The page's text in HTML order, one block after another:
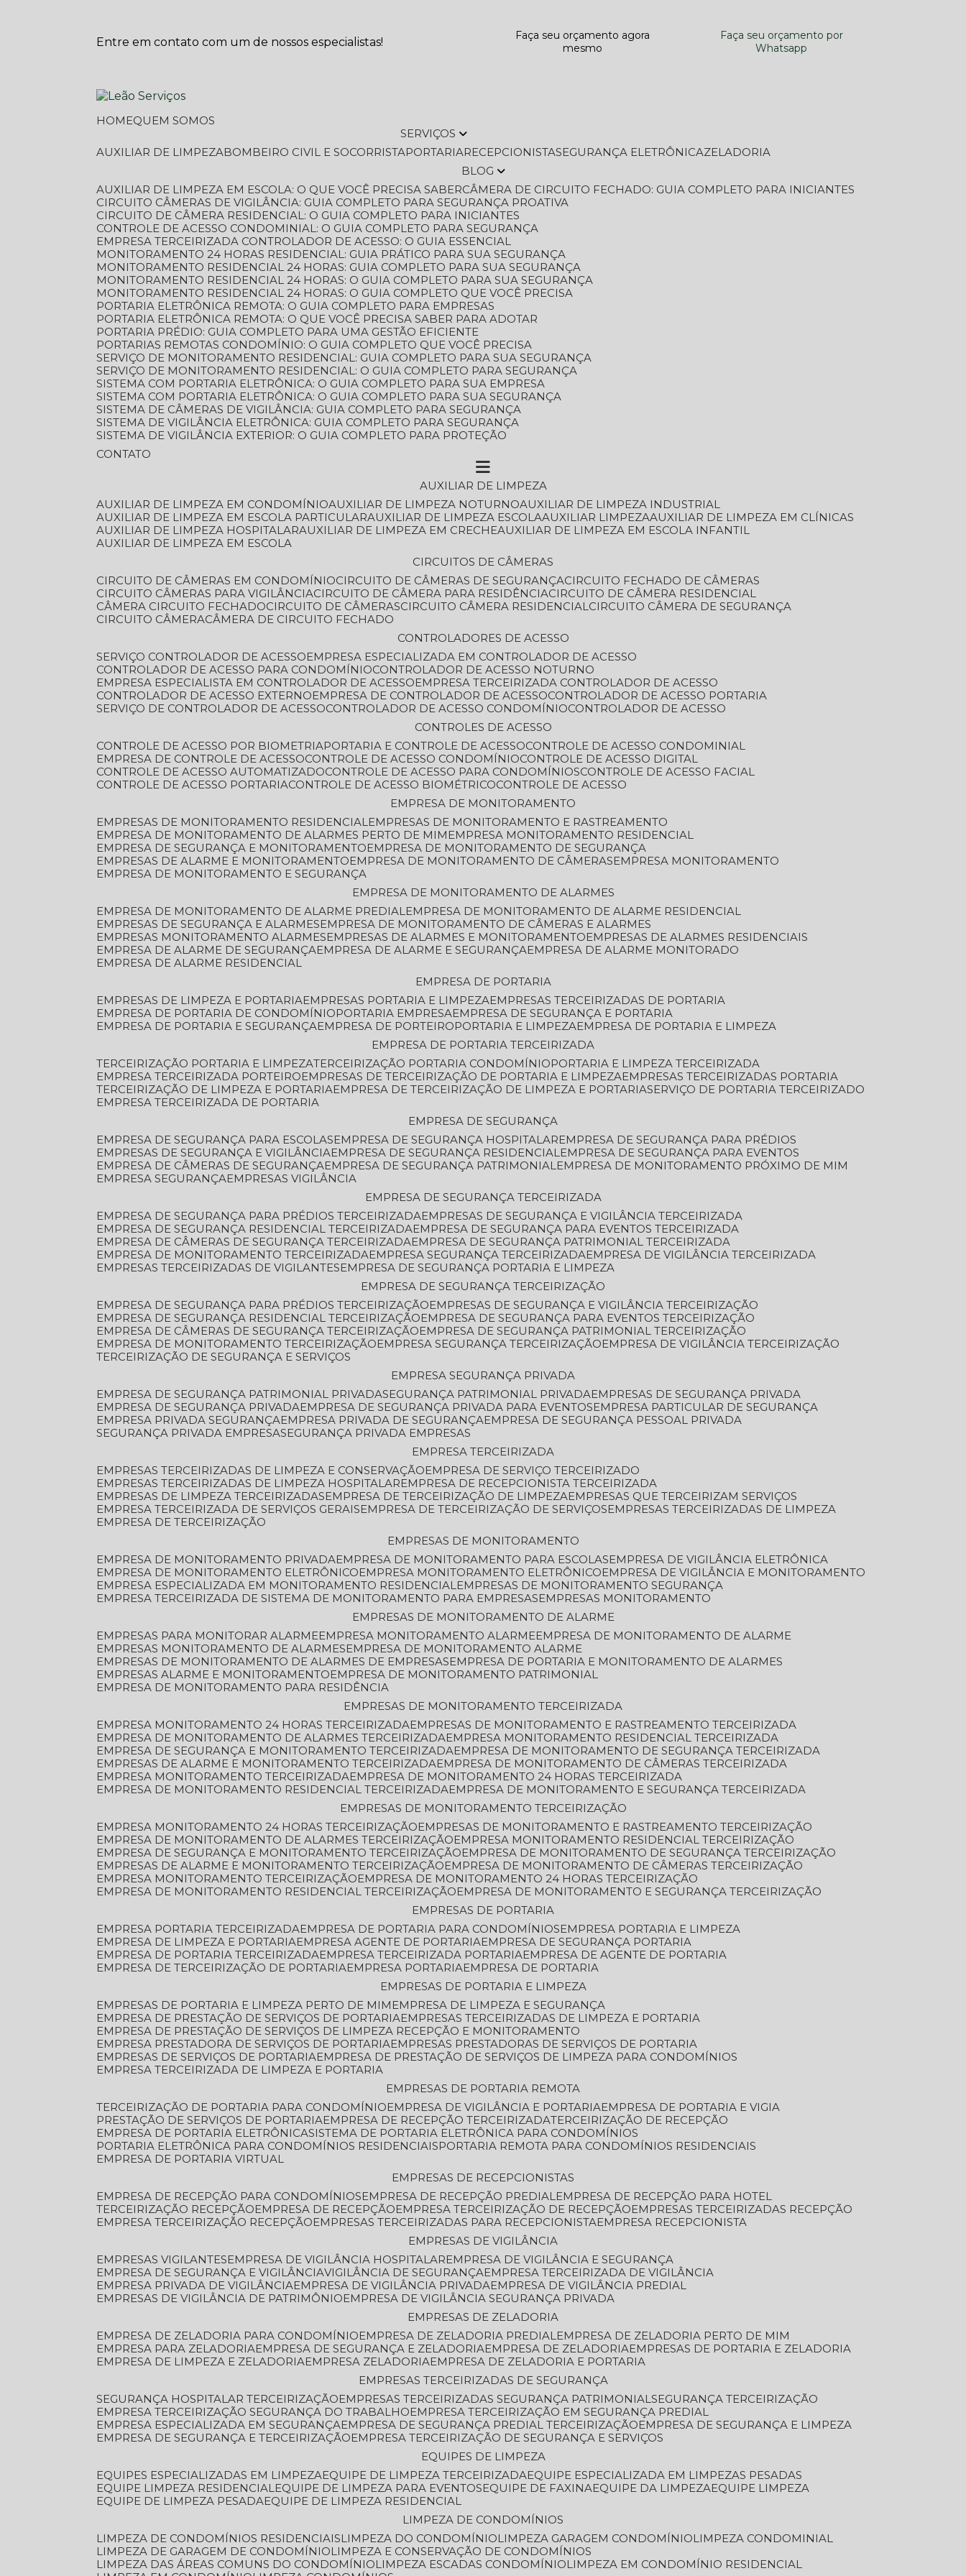
Entre em contato com um de nossos especialistas!
Faça seu orçamento agora
mesmo
Faça seu orçamento por
Whatsapp
HOME
QUEM SOMOS
SERVIÇOS
AUXILIAR DE LIMPEZA
BOMBEIRO CIVIL E SOCORRISTA PORTARIA RECEPCIONISTA SEGURANÇA ELETRÔNICA
ZELADORIA
BLOG
AUXILIAR DE LIMPEZA EM ESCOLA: O QUE VOCÊ PRECISA SABER
CÂMERA DE CIRCUITO FECHADO: GUIA COMPLETO PARA INICIANTES
CIRCUITO CÂMERAS DE VIGILÂNCIA: GUIA COMPLETO PARA SEGURANÇA PROATIVA
CIRCUITO DE CÂMERA RESIDENCIAL: O GUIA COMPLETO PARA INICIANTES
CONTROLE DE ACESSO CONDOMINIAL: O GUIA COMPLETO PARA SEGURANÇA
EMPRESA TERCEIRIZADA CONTROLADOR DE ACESSO: O GUIA ESSENCIAL
MONITORAMENTO 24 HORAS RESIDENCIAL: GUIA PRÁTICO PARA SUA SEGURANÇA
MONITORAMENTO RESIDENCIAL 24 HORAS: GUIA COMPLETO PARA SUA SEGURANÇA
MONITORAMENTO RESIDENCIAL 24 HORAS: O GUIA COMPLETO PARA SUA SEGURANÇA
MONITORAMENTO RESIDENCIAL 24 HORAS: O GUIA COMPLETO QUE VOCÊ PRECISA
PORTARIA ELETRÔNICA REMOTA: O GUIA COMPLETO PARA EMPRESAS
PORTARIA ELETRÔNICA REMOTA: O QUE VOCÊ PRECISA SABER PARA ADOTAR
PORTARIA PRÉDIO: GUIA COMPLETO PARA UMA GESTÃO EFICIENTE
PORTARIAS REMOTAS CONDOMÍNIO: O GUIA COMPLETO QUE VOCÊ PRECISA
SERVIÇO DE MONITORAMENTO RESIDENCIAL: GUIA COMPLETO PARA SUA SEGURANÇA
SERVIÇO DE MONITORAMENTO RESIDENCIAL: O GUIA COMPLETO PARA SEGURANÇA
SISTEMA COM PORTARIA ELETRÔNICA: O GUIA COMPLETO PARA SUA EMPRESA
SISTEMA COM PORTARIA ELETRÔNICA: O GUIA COMPLETO PARA SUA SEGURANÇA
SISTEMA DE CÂMERAS DE VIGILÂNCIA: GUIA COMPLETO PARA SEGURANÇA
SISTEMA DE VIGILÂNCIA ELETRÔNICA: GUIA COMPLETO PARA SEGURANÇA
SISTEMA DE VIGILÂNCIA EXTERIOR: O GUIA COMPLETO PARA PROTEÇÃO
CONTATO
AUXILIAR DE LIMPEZA
AUXILIAR DE LIMPEZA EM CONDOMÍNIO
AUXILIAR DE LIMPEZA NOTURNO
AUXILIAR DE LIMPEZA INDUSTRIAL
AUXILIAR DE LIMPEZA EM ESCOLA PARTICULAR
AUXILIAR DE LIMPEZA ESCOLA AUXILIAR LIMPEZA
AUXILIAR DE LIMPEZA EM CLÍNICAS
AUXILIAR DE LIMPEZA HOSPITALAR
AUXILIAR DE LIMPEZA EM CRECHE
AUXILIAR DE LIMPEZA EM ESCOLA INFANTIL
AUXILIAR DE LIMPEZA EM ESCOLA
CIRCUITOS DE CÂMERAS
CIRCUITO DE CÂMERAS EM CONDOMÍNIO
CIRCUITO DE CÂMERAS DE SEGURANÇA
CIRCUITO FECHADO DE CÂMERAS
CIRCUITO CÂMERAS PARA VIGILÂNCIA
CIRCUITO DE CÂMERA PARA RESIDÊNCIA
CIRCUITO DE CÂMERA RESIDENCIAL
CÂMERA CIRCUITO FECHADO
CIRCUITO DE CÂMERAS CIRCUITO CÂMERA RESIDENCIAL
CIRCUITO CÂMERA DE SEGURANÇA
CIRCUITO CÂMERA
CÂMERA DE CIRCUITO FECHADO
CONTROLADORES DE ACESSO
SERVIÇO CONTROLADOR DE ACESSO
EMPRESA ESPECIALIZADA EM CONTROLADOR DE ACESSO
CONTROLADOR DE ACESSO PARA CONDOMÍNIO
CONTROLADOR DE ACESSO NOTURNO
EMPRESA ESPECIALISTA EM CONTROLADOR DE ACESSO
EMPRESA TERCEIRIZADA CONTROLADOR DE ACESSO
CONTROLADOR DE ACESSO EXTERNO
EMPRESA DE CONTROLADOR DE ACESSO
CONTROLADOR DE ACESSO PORTARIA
SERVIÇO DE CONTROLADOR DE ACESSO
CONTROLADOR DE ACESSO CONDOMÍNIO
CONTROLADOR DE ACESSO
CONTROLES DE ACESSO
CONTROLE DE ACESSO POR BIOMETRIA
PORTARIA E CONTROLE DE ACESSO
CONTROLE DE ACESSO CONDOMINIAL
EMPRESA DE CONTROLE DE ACESSO
CONTROLE DE ACESSO CONDOMÍNIO
CONTROLE DE ACESSO DIGITAL
CONTROLE DE ACESSO AUTOMATIZADO
CONTROLE DE ACESSO PARA CONDOMÍNIOS
CONTROLE DE ACESSO FACIAL
CONTROLE DE ACESSO PORTARIA CONTROLE DE ACESSO BIOMÉTRICO
CONTROLE DE ACESSO
EMPRESA DE MONITORAMENTO
EMPRESAS DE MONITORAMENTO RESIDENCIAL
EMPRESAS DE MONITORAMENTO E RASTREAMENTO
EMPRESA DE MONITORAMENTO DE ALARMES PERTO DE MIM
EMPRESA MONITORAMENTO RESIDENCIAL
EMPRESA DE SEGURANÇA E MONITORAMENTO
EMPRESA DE MONITORAMENTO DE SEGURANÇA
EMPRESAS DE ALARME E MONITORAMENTO
EMPRESA DE MONITORAMENTO DE CÂMERAS
EMPRESA MONITORAMENTO
EMPRESA DE MONITORAMENTO E SEGURANÇA
EMPRESA DE MONITORAMENTO DE ALARMES
EMPRESA DE MONITORAMENTO DE ALARME PREDIAL
EMPRESA DE MONITORAMENTO DE ALARME RESIDENCIAL
EMPRESAS DE SEGURANÇA E ALARMES
EMPRESA DE MONITORAMENTO DE CÂMERAS E ALARMES
EMPRESAS MONITORAMENTO ALARMES
EMPRESAS DE ALARMES E MONITORAMENTO
EMPRESAS DE ALARMES RESIDENCIAIS
EMPRESA DE ALARME DE SEGURANÇA
EMPRESA DE ALARME E SEGURANÇA
EMPRESA DE ALARME MONITORADO
EMPRESA DE ALARME RESIDENCIAL
EMPRESA DE PORTARIA
EMPRESAS DE LIMPEZA E PORTARIA
EMPRESAS PORTARIA E LIMPEZA
EMPRESAS TERCEIRIZADAS DE PORTARIA
EMPRESA DE PORTARIA DE CONDOMÍNIO
PORTARIA EMPRESA
EMPRESA DE SEGURANÇA E PORTARIA
EMPRESA DE PORTARIA E SEGURANÇA
EMPRESA DE PORTEIRO PORTARIA E LIMPEZA
EMPRESA DE PORTARIA E LIMPEZA
EMPRESA DE PORTARIA TERCEIRIZADA
TERCEIRIZAÇÃO PORTARIA E LIMPEZA TERCEIRIZAÇÃO PORTARIA CONDOMÍNIO
PORTARIA E LIMPEZA TERCEIRIZADA
EMPRESA TERCEIRIZADA PORTEIRO
EMPRESAS DE TERCEIRIZAÇÃO DE PORTARIA E LIMPEZA
EMPRESAS TERCEIRIZADAS PORTARIA
TERCEIRIZAÇÃO DE LIMPEZA E PORTARIA
EMPRESA DE TERCEIRIZAÇÃO DE LIMPEZA E PORTARIA SERVIÇO DE PORTARIA TERCEIRIZADO
EMPRESA TERCEIRIZADA DE PORTARIA
EMPRESA DE SEGURANÇA
EMPRESA DE SEGURANÇA PARA ESCOLAS
EMPRESA DE SEGURANÇA HOSPITALAR
EMPRESA DE SEGURANÇA PARA PRÉDIOS
EMPRESAS DE SEGURANÇA E VIGILÂNCIA
EMPRESA DE SEGURANÇA RESIDENCIAL
EMPRESA DE SEGURANÇA PARA EVENTOS
EMPRESA DE CÂMERAS DE SEGURANÇA
EMPRESA DE SEGURANÇA PATRIMONIAL
EMPRESA DE MONITORAMENTO PRÓXIMO DE MIM
EMPRESA SEGURANÇA
EMPRESAS VIGILÂNCIA
EMPRESA DE SEGURANÇA TERCEIRIZADA
EMPRESA DE SEGURANÇA PARA PRÉDIOS TERCEIRIZADA
EMPRESAS DE SEGURANÇA E VIGILÂNCIA TERCEIRIZADA
EMPRESA DE SEGURANÇA RESIDENCIAL TERCEIRIZADA
EMPRESA DE SEGURANÇA PARA EVENTOS TERCEIRIZADA
EMPRESA DE CÂMERAS DE SEGURANÇA TERCEIRIZADA
EMPRESA DE SEGURANÇA PATRIMONIAL TERCEIRIZADA
EMPRESA DE MONITORAMENTO TERCEIRIZADA
EMPRESA SEGURANÇA TERCEIRIZADA
EMPRESA DE VIGILÂNCIA TERCEIRIZADA
EMPRESAS TERCEIRIZADAS DE VIGILANTES
EMPRESA DE SEGURANÇA PORTARIA E LIMPEZA
EMPRESA DE SEGURANÇA TERCEIRIZAÇÃO
EMPRESA DE SEGURANÇA PARA PRÉDIOS TERCEIRIZAÇÃO
EMPRESAS DE SEGURANÇA E VIGILÂNCIA TERCEIRIZAÇÃO
EMPRESA DE SEGURANÇA RESIDENCIAL TERCEIRIZAÇÃO
EMPRESA DE SEGURANÇA PARA EVENTOS TERCEIRIZAÇÃO
EMPRESA DE CÂMERAS DE SEGURANÇA TERCEIRIZAÇÃO
EMPRESA DE SEGURANÇA PATRIMONIAL TERCEIRIZAÇÃO
EMPRESA DE MONITORAMENTO TERCEIRIZAÇÃO
EMPRESA SEGURANÇA TERCEIRIZAÇÃO
EMPRESA DE VIGILÂNCIA TERCEIRIZAÇÃO
TERCEIRIZAÇÃO DE SEGURANÇA E SERVIÇOS
EMPRESA SEGURANÇA PRIVADA
EMPRESA DE SEGURANÇA PATRIMONIAL PRIVADA SEGURANÇA PATRIMONIAL PRIVADA
EMPRESAS DE SEGURANÇA PRIVADA
EMPRESA DE SEGURANÇA PRIVADA
EMPRESA DE SEGURANÇA PRIVADA PARA EVENTOS
EMPRESA PARTICULAR DE SEGURANÇA
EMPRESA PRIVADA SEGURANÇA
EMPRESA PRIVADA DE SEGURANÇA
EMPRESA DE SEGURANÇA PESSOAL PRIVADA
SEGURANÇA PRIVADA EMPRESA SEGURANÇA PRIVADA EMPRESAS
EMPRESA TERCEIRIZADA
EMPRESAS TERCEIRIZADAS DE LIMPEZA E CONSERVAÇÃO
EMPRESA DE SERVIÇO TERCEIRIZADO
EMPRESAS TERCEIRIZADAS DE LIMPEZA HOSPITALAR
EMPRESA DE RECEPCIONISTA TERCEIRIZADA
EMPRESAS DE LIMPEZA TERCEIRIZADAS
EMPRESA DE TERCEIRIZAÇÃO DE LIMPEZA
EMPRESAS QUE TERCEIRIZAM SERVIÇOS
EMPRESA TERCEIRIZADA DE SERVIÇOS GERAIS
EMPRESA DE TERCEIRIZAÇÃO DE SERVIÇOS
EMPRESAS TERCEIRIZADAS DE LIMPEZA
EMPRESA DE TERCEIRIZAÇÃO
EMPRESAS DE MONITORAMENTO
EMPRESA DE MONITORAMENTO PRIVADA
EMPRESA DE MONITORAMENTO PARA ESCOLAS
EMPRESA DE VIGILÂNCIA ELETRÔNICA
EMPRESA DE MONITORAMENTO ELETRÔNICO
EMPRESA MONITORAMENTO ELETRÔNICO
EMPRESA DE VIGILÂNCIA E MONITORAMENTO
EMPRESA ESPECIALIZADA EM MONITORAMENTO RESIDENCIAL
EMPRESAS DE MONITORAMENTO SEGURANÇA
EMPRESA TERCEIRIZADA DE SISTEMA DE MONITORAMENTO PARA EMPRESAS
EMPRESAS MONITORAMENTO
EMPRESAS DE MONITORAMENTO DE ALARME
EMPRESAS PARA MONITORAR ALARME
EMPRESA MONITORAMENTO ALARME
EMPRESA DE MONITORAMENTO DE ALARME
EMPRESAS MONITORAMENTO DE ALARMES
EMPRESA DE MONITORAMENTO ALARME
EMPRESAS DE MONITORAMENTO DE ALARMES DE EMPRESAS
EMPRESA DE PORTARIA E MONITORAMENTO DE ALARMES
EMPRESAS ALARME E MONITORAMENTO
EMPRESA DE MONITORAMENTO PATRIMONIAL
EMPRESA DE MONITORAMENTO PARA RESIDÊNCIA
EMPRESAS DE MONITORAMENTO TERCEIRIZADA
EMPRESA MONITORAMENTO 24 HORAS TERCEIRIZADA
EMPRESAS DE MONITORAMENTO E RASTREAMENTO TERCEIRIZADA
EMPRESA DE MONITORAMENTO DE ALARMES TERCEIRIZADA
EMPRESA MONITORAMENTO RESIDENCIAL TERCEIRIZADA
EMPRESA DE SEGURANÇA E MONITORAMENTO TERCEIRIZADA
EMPRESA DE MONITORAMENTO DE SEGURANÇA TERCEIRIZADA
EMPRESAS DE ALARME E MONITORAMENTO TERCEIRIZADA
EMPRESA DE MONITORAMENTO DE CÂMERAS TERCEIRIZADA
EMPRESA MONITORAMENTO TERCEIRIZADA
EMPRESA DE MONITORAMENTO 24 HORAS TERCEIRIZADA
EMPRESA DE MONITORAMENTO RESIDENCIAL TERCEIRIZADA
EMPRESA DE MONITORAMENTO E SEGURANÇA TERCEIRIZADA
EMPRESAS DE MONITORAMENTO TERCEIRIZAÇÃO
EMPRESA MONITORAMENTO 24 HORAS TERCEIRIZAÇÃO
EMPRESAS DE MONITORAMENTO E RASTREAMENTO TERCEIRIZAÇÃO
EMPRESA DE MONITORAMENTO DE ALARMES TERCEIRIZAÇÃO
EMPRESA MONITORAMENTO RESIDENCIAL TERCEIRIZAÇÃO
EMPRESA DE SEGURANÇA E MONITORAMENTO TERCEIRIZAÇÃO
EMPRESA DE MONITORAMENTO DE SEGURANÇA TERCEIRIZAÇÃO
EMPRESAS DE ALARME E MONITORAMENTO TERCEIRIZAÇÃO
EMPRESA DE MONITORAMENTO DE CÂMERAS TERCEIRIZAÇÃO
EMPRESA MONITORAMENTO TERCEIRIZAÇÃO
EMPRESA DE MONITORAMENTO 24 HORAS TERCEIRIZAÇÃO
EMPRESA DE MONITORAMENTO RESIDENCIAL TERCEIRIZAÇÃO
EMPRESA DE MONITORAMENTO E SEGURANÇA TERCEIRIZAÇÃO
EMPRESAS DE PORTARIA
EMPRESA PORTARIA TERCEIRIZADA
EMPRESA DE PORTARIA PARA CONDOMÍNIOS
EMPRESA PORTARIA E LIMPEZA
EMPRESA DE LIMPEZA E PORTARIA
EMPRESA AGENTE DE PORTARIA
EMPRESA DE SEGURANÇA PORTARIA
EMPRESA DE PORTARIA TERCEIRIZADA
EMPRESA TERCEIRIZADA PORTARIA
EMPRESA DE AGENTE DE PORTARIA
EMPRESA DE TERCEIRIZAÇÃO DE PORTARIA
EMPRESA PORTARIA
EMPRESA DE PORTARIA
EMPRESAS DE PORTARIA E LIMPEZA
EMPRESAS DE PORTARIA E LIMPEZA PERTO DE MIM
EMPRESA DE LIMPEZA E SEGURANÇA
EMPRESA DE PRESTAÇÃO DE SERVIÇOS DE PORTARIA
EMPRESAS TERCEIRIZADAS DE LIMPEZA E PORTARIA
EMPRESA DE PRESTAÇÃO DE SERVIÇOS DE LIMPEZA RECEPÇÃO E MONITORAMENTO
EMPRESA PRESTADORA DE SERVIÇOS DE PORTARIA
EMPRESAS PRESTADORAS DE SERVIÇOS DE PORTARIA
EMPRESAS DE SERVIÇOS DE PORTARIA
EMPRESA DE PRESTAÇÃO DE SERVIÇOS DE LIMPEZA PARA CONDOMÍNIOS
EMPRESA TERCEIRIZADA DE LIMPEZA E PORTARIA
EMPRESAS DE PORTARIA REMOTA
TERCEIRIZAÇÃO DE PORTARIA PARA CONDOMÍNIO
EMPRESA DE VIGILÂNCIA E PORTARIA
EMPRESA DE PORTARIA E VIGIA
PRESTAÇÃO DE SERVIÇOS DE PORTARIA
EMPRESA DE RECEPÇÃO TERCEIRIZADA TERCEIRIZAÇÃO DE RECEPÇÃO
EMPRESA DE PORTARIA ELETRÔNICA SISTEMA DE PORTARIA ELETRÔNICA PARA CONDOMÍNIOS
PORTARIA ELETRÔNICA PARA CONDOMÍNIOS RESIDENCIAIS
PORTARIA REMOTA PARA CONDOMÍNIOS RESIDENCIAIS
EMPRESA DE PORTARIA VIRTUAL
EMPRESAS DE RECEPCIONISTAS
EMPRESA DE RECEPÇÃO PARA CONDOMÍNIOS
EMPRESA DE RECEPÇÃO PREDIAL
EMPRESA DE RECEPÇÃO PARA HOTEL
TERCEIRIZAÇÃO RECEPÇÃO
EMPRESA DE RECEPÇÃO EMPRESA TERCEIRIZAÇÃO DE RECEPÇÃO
EMPRESAS TERCEIRIZADAS RECEPÇÃO
EMPRESA TERCEIRIZAÇÃO RECEPÇÃO
EMPRESAS TERCEIRIZADAS PARA RECEPCIONISTA
EMPRESA RECEPCIONISTA
EMPRESAS DE VIGILÂNCIA
EMPRESAS VIGILANTES
EMPRESA DE VIGILÂNCIA HOSPITALAR
EMPRESA DE VIGILÂNCIA E SEGURANÇA
EMPRESA DE SEGURANÇA E VIGILÂNCIA VIGILÂNCIA DE SEGURANÇA
EMPRESA TERCEIRIZADA DE VIGILÂNCIA
EMPRESA PRIVADA DE VIGILÂNCIA
EMPRESA DE VIGILÂNCIA PRIVADA
EMPRESA DE VIGILÂNCIA PREDIAL
EMPRESAS DE VIGILÂNCIA DE PATRIMÔNIO
EMPRESA DE VIGILÂNCIA SEGURANÇA PRIVADA
EMPRESAS DE ZELADORIA
EMPRESA DE ZELADORIA PARA CONDOMÍNIO
EMPRESA DE ZELADORIA PREDIAL
EMPRESA DE ZELADORIA PERTO DE MIM
EMPRESA PARA ZELADORIA
EMPRESA DE SEGURANÇA E ZELADORIA EMPRESA DE ZELADORIA
EMPRESAS DE PORTARIA E ZELADORIA
EMPRESA DE LIMPEZA E ZELADORIA
EMPRESA ZELADORIA
EMPRESA DE ZELADORIA E PORTARIA
EMPRESAS TERCEIRIZADAS DE SEGURANÇA
SEGURANÇA HOSPITALAR TERCEIRIZAÇÃO
EMPRESAS TERCEIRIZADAS SEGURANÇA PATRIMONIAL SEGURANÇA TERCEIRIZAÇÃO
EMPRESA TERCEIRIZAÇÃO SEGURANÇA DO TRABALHO
EMPRESA TERCEIRIZAÇÃO EM SEGURANÇA PREDIAL
EMPRESA ESPECIALIZADA EM SEGURANÇA
EMPRESA DE SEGURANÇA PREDIAL TERCEIRIZAÇÃO
EMPRESA DE SEGURANÇA E LIMPEZA
EMPRESA DE SEGURANÇA E TERCEIRIZAÇÃO
EMPRESA TERCEIRIZAÇÃO DE SEGURANÇA E SERVIÇOS
EQUIPES DE LIMPEZA
EQUIPES ESPECIALIZADAS EM LIMPEZA EQUIPE DE LIMPEZA TERCEIRIZADA EQUIPE ESPECIALIZADA EM LIMPEZAS PESADAS
EQUIPE LIMPEZA RESIDENCIAL EQUIPE DE LIMPEZA PARA EVENTOS EQUIPE DE FAXINA EQUIPE DA LIMPEZA EQUIPE LIMPEZA
EQUIPE DE LIMPEZA PESADA EQUIPE DE LIMPEZA RESIDENCIAL
LIMPEZA DE CONDOMÍNIOS
LIMPEZA DE CONDOMÍNIOS RESIDENCIAIS
LIMPEZA DO CONDOMÍNIO LIMPEZA GARAGEM CONDOMÍNIO
LIMPEZA CONDOMINIAL
LIMPEZA DE GARAGEM DE CONDOMÍNIO
LIMPEZA E CONSERVAÇÃO DE CONDOMÍNIOS
LIMPEZA DAS ÁREAS COMUNS DO CONDOMÍNIO
LIMPEZA ESCADAS CONDOMÍNIO
LIMPEZA EM CONDOMÍNIO RESIDENCIAL